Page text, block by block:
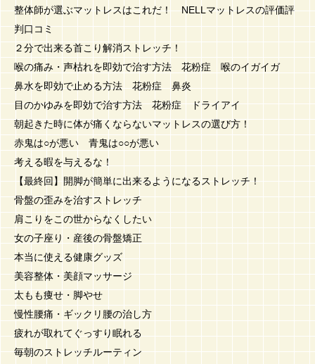
整体師が選ぶマットレスはこれだ！ NELLマットレスの評価評
判口コミ
２分で出来る首こり解消ストレッチ！
喉の痛み・声枯れを即効で治す方法 花粉症 喉のイガイガ
鼻水を即効で止める方法 花粉症 鼻炎
目のかゆみを即効で治す方法 花粉症 ドライアイ
朝起きた時に体が痛くならないマットレスの選び方！
赤鬼は○が悪い 青鬼は○○が悪い
考える暇を与えるな！
【最終回】開脚が簡単に出来るようになるストレッチ！
骨盤の歪みを治すストレッチ
肩こりをこの世からなくしたい
女の子座り・産後の骨盤矯正
本当に使える健康グッズ
美容整体・美顔マッサージ
太もも痩せ・脚やせ
慢性腰痛・ギックリ腰の治し方
疲れが取れてぐっすり眠れる
毎朝のストレッチルーティン